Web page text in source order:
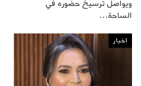
ويواصل ترسيخ حضوره في
الساحة…
اخبار